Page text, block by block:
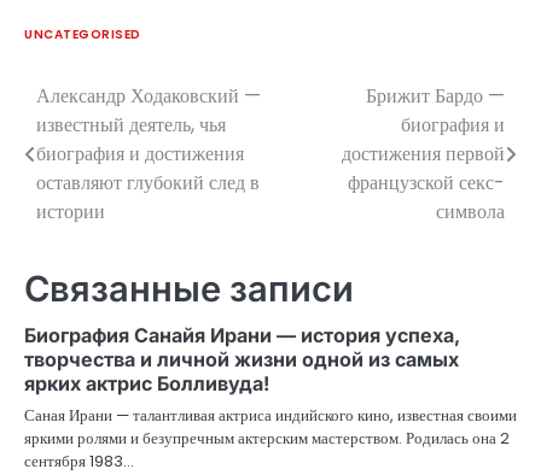
UNCATEGORISED
Навигация
по
записям
Александр Ходаковский —
известный деятель, чья
биография и достижения
оставляют глубокий след в
истории
Брижит Бардо —
биография и
достижения первой
французской секс-
символа
Связанные записи
Биография Санайя Ирани — история успеха,
творчества и личной жизни одной из самых
ярких актрис Болливуда!
Саная Ирани — талантливая актриса индийского кино, известная своими
яркими ролями и безупречным актерским мастерством. Родилась она 2
сентября 1983…